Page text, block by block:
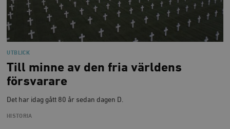
UTBLICK
Till minne av den fria världens
försvarare
Det har idag gått 80 år sedan dagen D.
HISTORIA